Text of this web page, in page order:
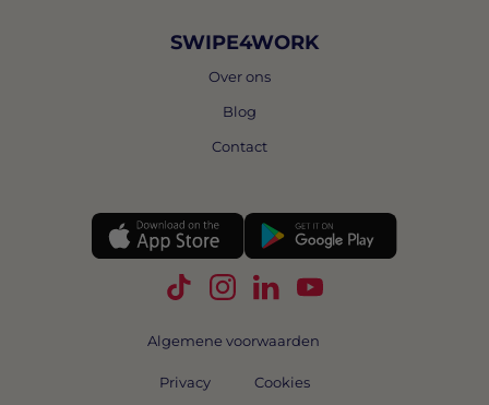
SWIPE4WORK
Over ons
Blog
Contact
Volg Swipe4Work op TikTok
Volg Swipe4Work op
Volg Swipe4Work op
Volg Swipe4Work
Algemene voorwaarden
Privacy Cookies